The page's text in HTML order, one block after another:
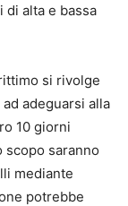
di alta e bassa
si rivolge
adeguarsi alla
10 giorni
saranno
mediante
potrebbe